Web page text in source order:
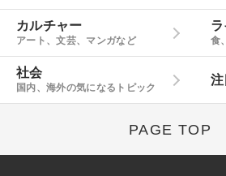
カルチャー
アート、文芸、マンガなど 食
社会
国内、海外の気になるトピック
PAGE TOP